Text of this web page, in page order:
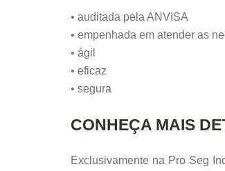
• auditada pela ANVISA
• empenhada em atender as
• ágil
• eficaz
• segura
CONHEÇA MAIS
Exclusivamente na Pro Seg